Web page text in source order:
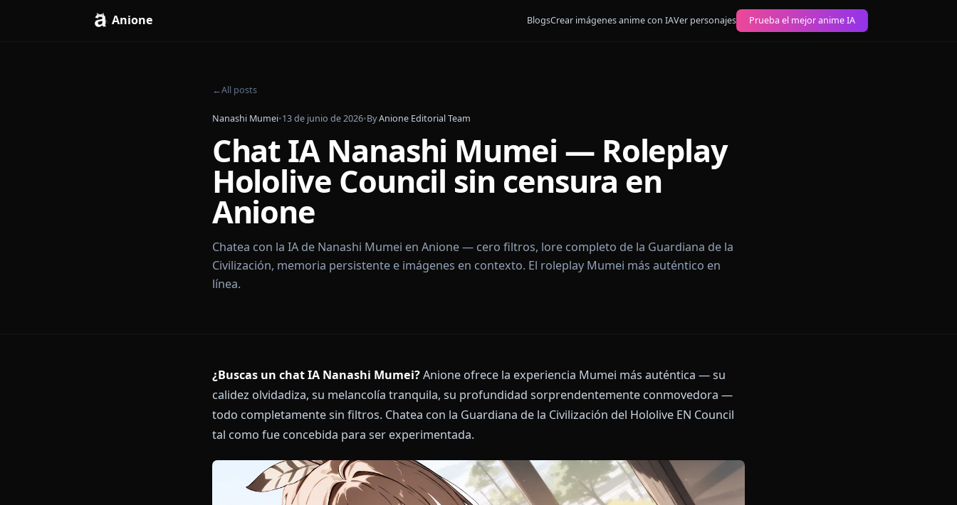
Anione BlogsCrear imágenes anime con IA Ver personajes Prueba el mejor anime IA
Chat IA Nanashi Mumei — Roleplay
Hololive Council sin censura en
Anione
Chatea con la IA de Nanashi Mumei en Anione — cero filtros, lore completo de la Guardiana de la
¿Buscas un chat IA Nanashi Mumei?Anione ofrece la experiencia Mumei más auténtica — su
calidez olvidadiza, su melancolía tranquila, su profundidad sorprendentemente conmovedora —
todo completamente sin filtros. Chatea con la Guardiana de la Civilización del Hololive EN Council
tal como fue concebida para ser experimentada.